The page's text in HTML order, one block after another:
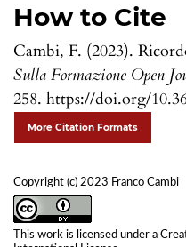
How to Cite
Cambi, F. (2023).
Sulla Formazione Open
258. https://doi.org/
More Citation Formats
Copyright (c) 2023 Franco Cambi
This work is licensed under a